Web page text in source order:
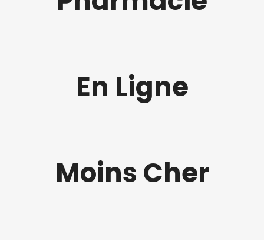
En Ligne
Moins Cher